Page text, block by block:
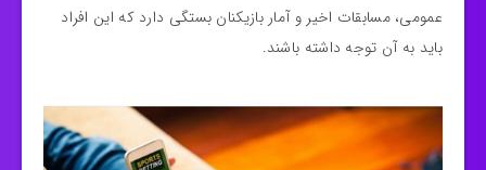
عمومی، مسابقات اخیر و آمار بازیکنان بستگی دارد که این افراد
باید به آن توجه داشته باشند.